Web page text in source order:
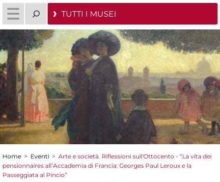
TUTTI I MUSEI
Tu sei qui
Home > Eventi > Arte e società. Riflessioni sull'Ottocento - “La vita dei
pensionnaires all’Accademia di Francia: Georges Paul Leroux e la
Passeggiata al Pincio”